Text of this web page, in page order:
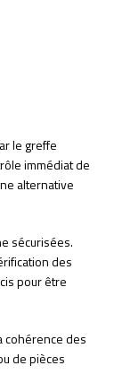
le greffe
immédiat de
alternative
sécurisées.
des
pour être
cohérence des
de pièces